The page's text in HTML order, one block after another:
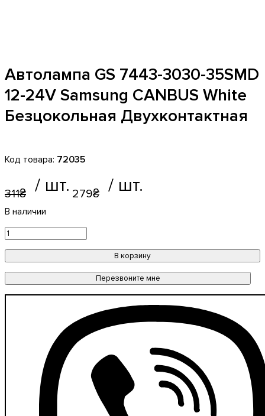
Автолампа GS 7443-3030-35SMD
12-24V Samsung CANBUS White
Безцокольная Двухконтактная
72035
311₴ 279₴
В корзину
Перезвоните мне